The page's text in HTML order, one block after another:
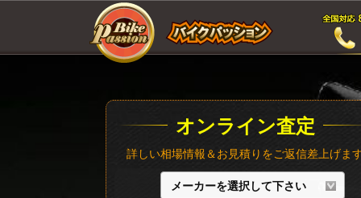
オンライン査定
詳しい相場情報＆お見積りをご返信差上げま